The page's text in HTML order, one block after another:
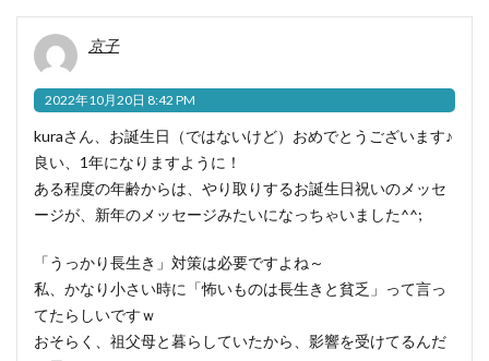
京子
2022年10月20日 8:42 PM
kuraさん、お誕生日（ではないけど）おめでとうございます♪
良い、1年になりますように！
ある程度の年齢からは、やり取りするお誕生日祝いのメッセ
ージが、新年のメッセージみたいになっちゃいました^^;
「うっかり長生き」対策は必要ですよね～
私、かなり小さい時に「怖いものは長生きと貧乏」って言っ
てたらしいですｗ
おそらく、祖父母と暮らしていたから、影響を受けてるんだ